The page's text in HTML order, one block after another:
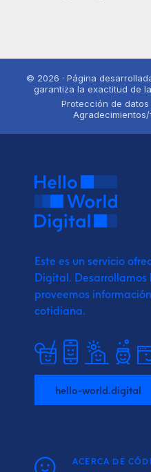
© 2026 · Página
garantiza la exactitud de
Protección de datos
Agradecimientos/
Este es un servicio
Digital.
proveemos
cotidiana.
hello-world.digital
ACERCA DE